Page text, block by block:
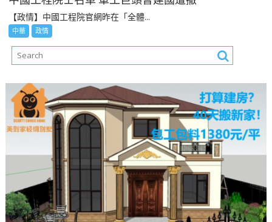
【政情】中國工程院官網昨在「全體...
中華 政情